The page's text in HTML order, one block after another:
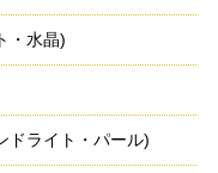
・水晶)
ドライト・パール)